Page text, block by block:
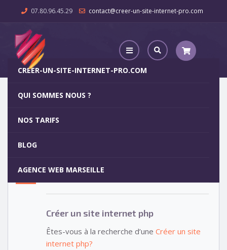
07.80.96.45.29 contact@creer-un-site-internet-pro.com
CREER-UN-SITE-INTERNET-PRO.COM
QUI SOMMES NOUS ?
NOS TARIFS
BLOG
AGENCE WEB MARSEILLE
Créer un site internet php
15
Votre site internet pour 29€
Créer un site internet php
Êtes-vous à la recherche d’une Créer un site
internet php?